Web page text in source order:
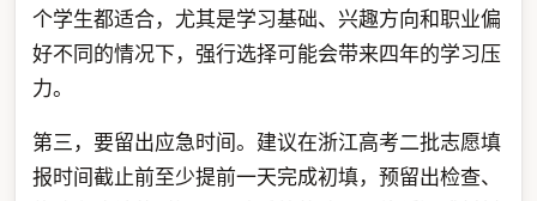
个学生都适合，尤其是学习基础、兴趣方向和职业偏
好不同的情况下，强行选择可能会带来四年的学习压
力。
第三，要留出应急时间。建议在浙江高考二批志愿填
报时间截止前至少提前一天完成初填，预留出检查、